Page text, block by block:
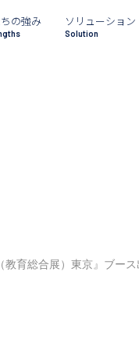
の強み ソリューション
Solution
（教育総合展）東京』ブー